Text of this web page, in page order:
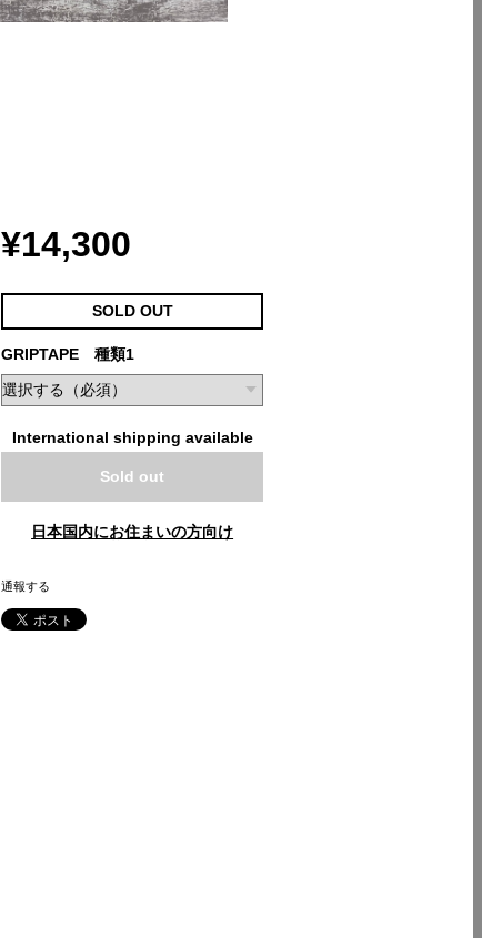
¥14,300
SOLD OUT
GRIPTAPE 種類1
International shipping available
Sold out
日本国内にお住まいの方向け
通報する